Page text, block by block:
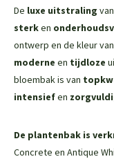
De luxe uitstraling
sterken
ontwerp en de kleur
moderne en tijdloze
bloembak is van
intensiefen
De plantenbak is
Concrete en Antique